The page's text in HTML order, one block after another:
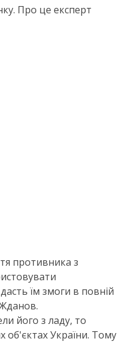
Про це експерт
противника з
їм змоги в повній
його з ладу, то
об'єктах України. Тому